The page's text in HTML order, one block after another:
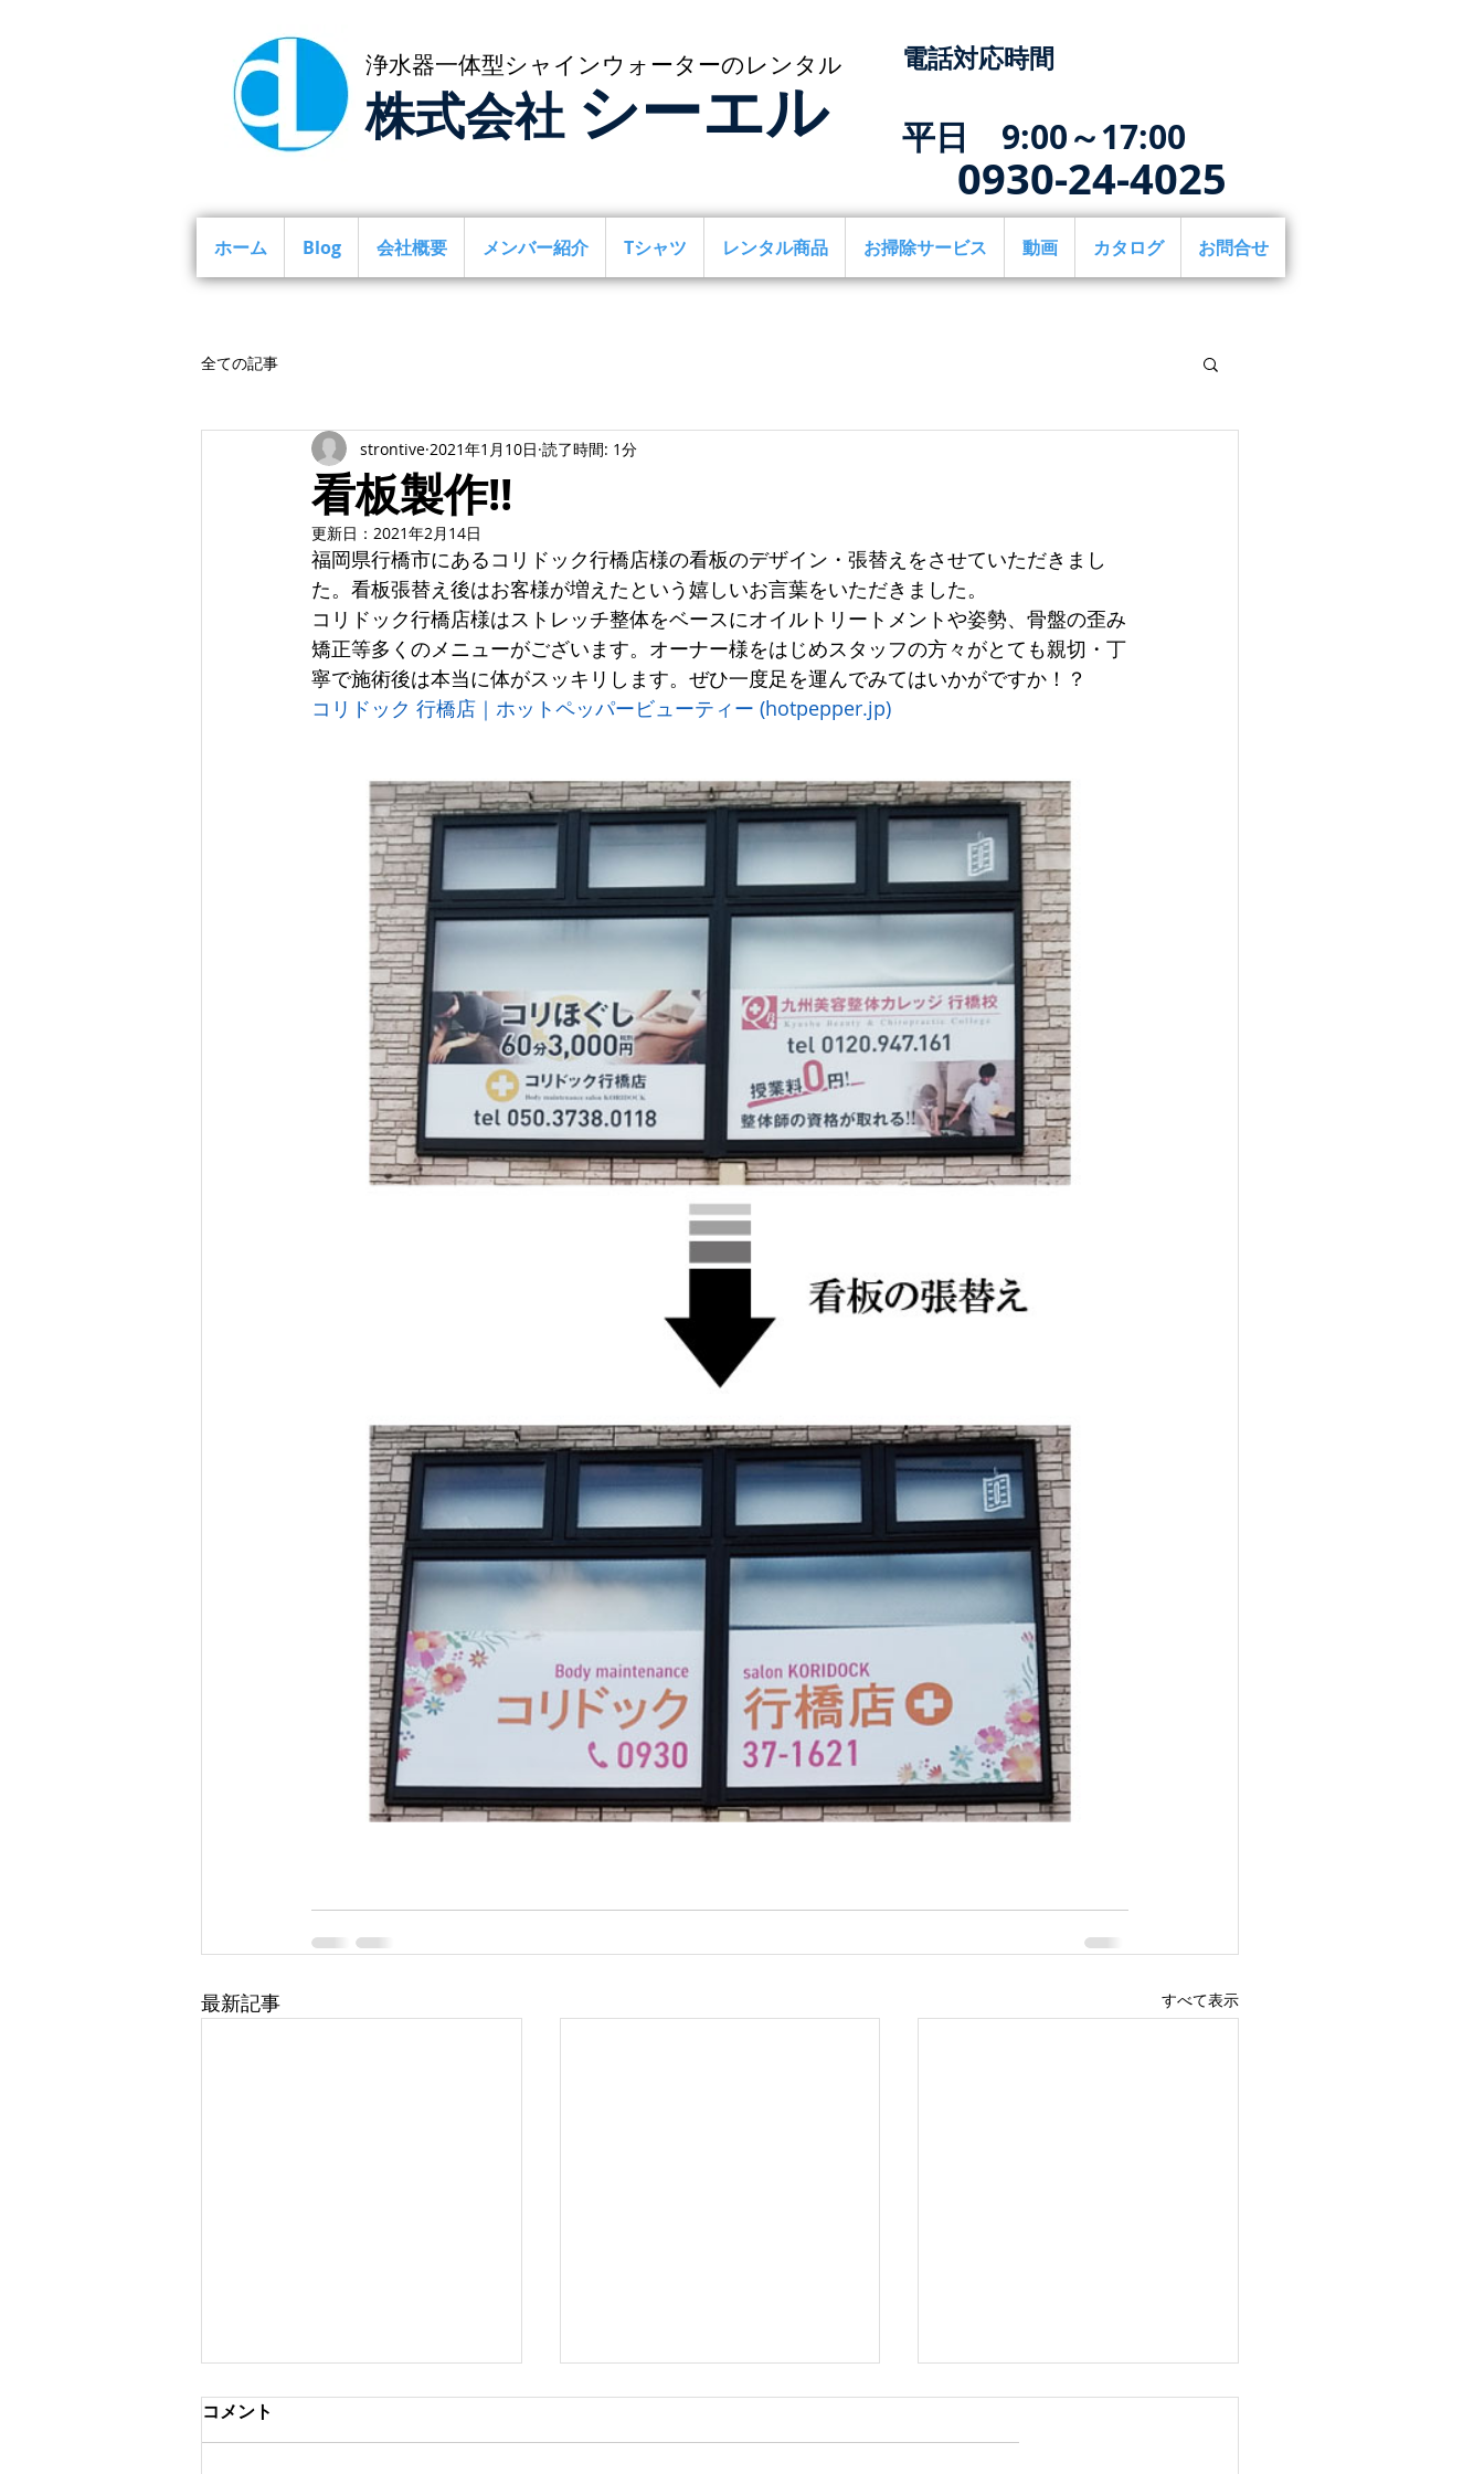
株式会社 シーエル
浄水器一体型シャインウォーターのレンタル ​電話対応時間
​平日 9:00～17:00
ホーム Blog 会社概要 メンバー紹介 Tシャツ レンタル商品 お掃除サービス 動画 カタログ お問合せ
0930-24-4025
全ての記事
看板製作!!
strontive 2021年1月10日 読了時間: 1分
更新日： 2021年2月14日
福岡県行橋市にあるコリドック行橋店様の看板のデザイン・張替えをさせていただきまし
た。看板張替え後はお客様が増えたという嬉しいお言葉をいただきました。
コリドック行橋店様はストレッチ整体をベースにオイルトリートメントや姿勢、骨盤の歪み
矯正等多くのメニューがございます。オーナー様をはじめスタッフの方々がとても親切・丁
寧で施術後は本当に体がスッキリします。ぜひ一度足を運んでみてはいかがですか！？
コリドック 行橋店｜ホットペッパービューティー (hotpepper.jp)
最新記事 すべて表示
コメント